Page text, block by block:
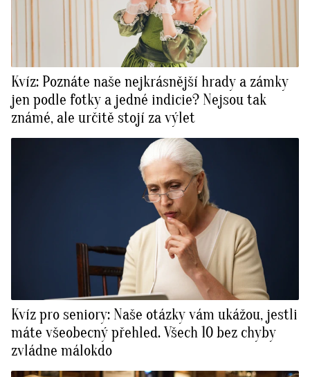
Kvíz: Poznáte naše nejkrásnější hrady a zámky
jen podle fotky a jedné indicie? Nejsou tak
známé, ale určitě stojí za výlet
Kvíz pro seniory: Naše otázky vám ukážou, jestli
máte všeobecný přehled. Všech 10 bez chyby
zvládne málokdo